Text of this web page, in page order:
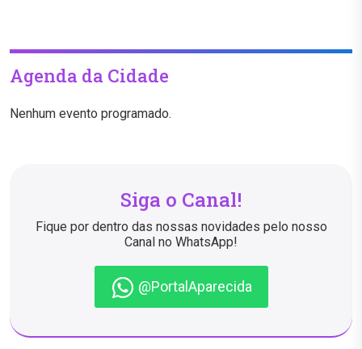
Agenda da Cidade
Nenhum evento programado.
Siga o Canal!
Fique por dentro das nossas novidades pelo nosso
Canal no WhatsApp!
@PortalAparecida